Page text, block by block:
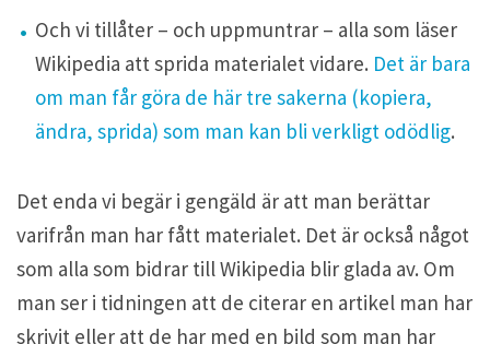
Och vi tillåter – och uppmuntrar – alla som läser
Wikipedia att sprida materialet vidare. Det är bara
om man får göra de här tre sakerna (kopiera,
ändra, sprida) som man kan bli verkligt odödlig.
Det enda vi begär i gengäld är att man berättar
varifrån man har fått materialet. Det är också något
som alla som bidrar till Wikipedia blir glada av. Om
man ser i tidningen att de citerar en artikel man har
skrivit eller att de har med en bild som man har